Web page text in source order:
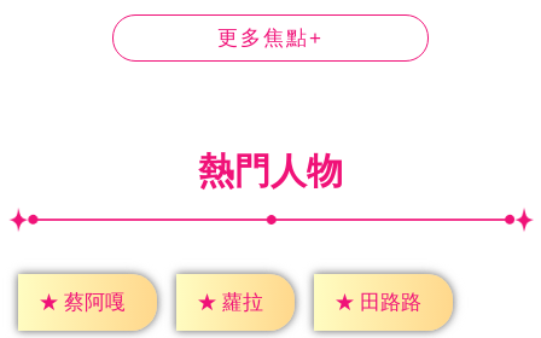
更多焦點+
熱門人物
★ 蔡阿嘎 ★ 蘿拉 ★ 田路路